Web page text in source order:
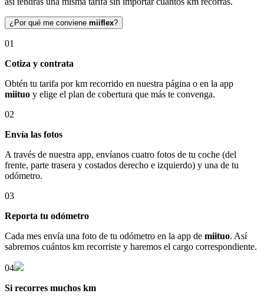
¿Por qué me conviene miiflex?
01
Cotiza y contrata
Obtén tu tarifa por km recorrido en nuestra página o en la app
miituo y elige el plan de cobertura que más te convenga.
02
Envía las fotos
A través de nuestra app, envíanos cuatro fotos de tu coche (del
frente, parte trasera y costados derecho e izquierdo) y una de tu
odómetro.
03
Reporta tu odómetro
Cada mes envía una foto de tu odómetro en la app de miituo. Así
sabremos cuántos km recorriste y haremos el cargo correspondiente.
04
Si recorres muchos km